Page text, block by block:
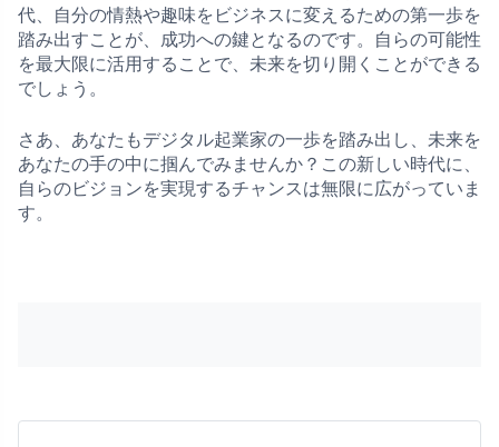
代、自分の情熱や趣味をビジネスに変えるための第一歩を
踏み出すことが、成功への鍵となるのです。自らの可能性
を最大限に活用することで、未来を切り開くことができる
でしょう。
さあ、あなたもデジタル起業家の一歩を踏み出し、未来を
あなたの手の中に掴んでみませんか？この新しい時代に、
自らのビジョンを実現するチャンスは無限に広がっていま
す。